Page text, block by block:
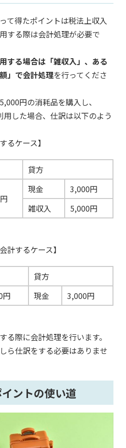
て得たポイントは税法上収入
する際は会計処理が必要で
する場合は「雑収入」、ある
」で会計処理を行ってくださ
円の消耗品を購入し、
した場合、仕訳は以下のよう
るケース】
貸方
現金
3,000円
雑収入
5,000円
計するケース】
貸方
円 現金 3,000円
る際に会計処理を行います。
ら仕訳をする必要はありませ
ントの使い道